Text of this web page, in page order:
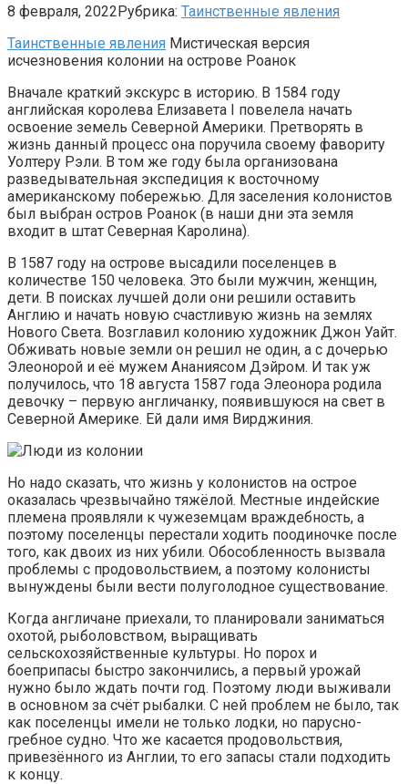
8 февраля, 2022Рубрика: Таинственные явления
Таинственные явления Мистическая версия
исчезновения колонии на острове Роанок
Вначале краткий экскурс в историю. В 1584 году
английская королева Елизавета I повелела начать
освоение земель Северной Америки. Претворять в
жизнь данный процесс она поручила своему фавориту
Уолтеру Рэли. В том же году была организована
разведывательная экспедиция к восточному
американскому побережью. Для заселения колонистов
был выбран остров Роанок (в наши дни эта земля
входит в штат Северная Каролина).
В 1587 году на острове высадили поселенцев в
количестве 150 человека. Это были мужчин, женщин,
дети. В поисках лучшей доли они решили оставить
Англию и начать новую счастливую жизнь на землях
Нового Света. Возглавил колонию художник Джон Уайт.
Обживать новые земли он решил не один, а с дочерью
Элеонорой и её мужем Ананиясом Дэйром. И так уж
получилось, что 18 августа 1587 года Элеонора родила
девочку – первую англичанку, появившуюся на свет в
Северной Америке. Ей дали имя Вирджиния.
Но надо сказать, что жизнь у колонистов на острое
оказалась чрезвычайно тяжёлой. Местные индейские
племена проявляли к чужеземцам враждебность, а
поэтому поселенцы перестали ходить поодиночке после
того, как двоих из них убили. Обособленность вызвала
проблемы с продовольствием, а поэтому колонисты
вынуждены были вести полуголодное существование.
Когда англичане приехали, то планировали заниматься
охотой, рыболовством, выращивать
сельскохозяйственные культуры. Но порох и
боеприпасы быстро закончились, а первый урожай
нужно было ждать почти год. Поэтому люди выживали
в основном за счёт рыбалки. С ней проблем не было, так
как поселенцы имели не только лодки, но парусно-
гребное судно. Что же касается продовольствия,
привезённого из Англии, то его запасы стали подходить
к концу.